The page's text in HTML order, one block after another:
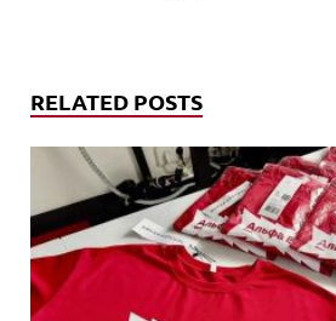
RELATED POSTS